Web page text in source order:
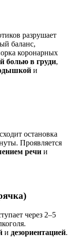
разрушает
баланс,
коронарных
болью в груди,
и
остановка
Проявляется
речи и
через 2–5
и дезориентацией.